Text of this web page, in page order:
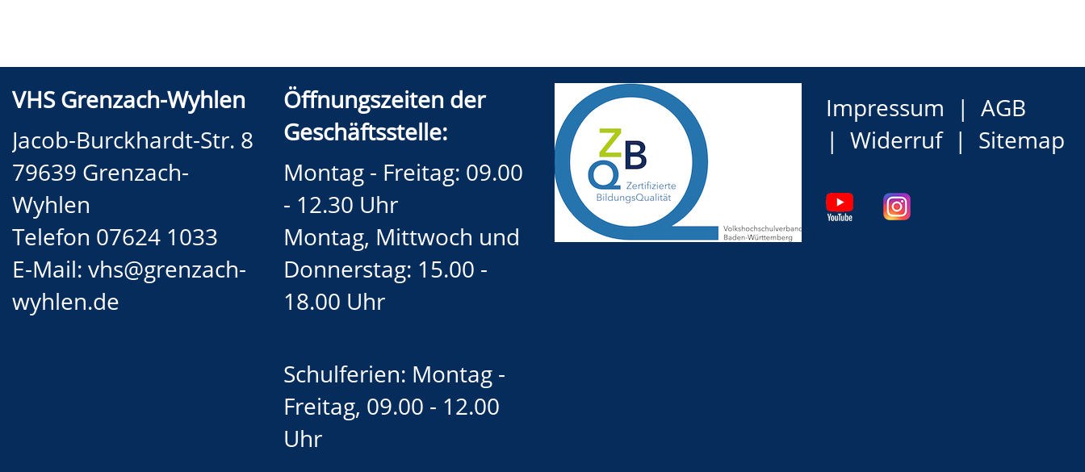
VHS Grenzach-Wyhlen
Jacob-Burckhardt-Str. 8
79639 Grenzach-
Wyhlen
Telefon 07624 1033
E-Mail: vhs@grenzach-
wyhlen.de
Öffnungszeiten der
Geschäftsstelle:
Montag - Freitag: 09.00
- 12.30 Uhr
Montag, Mittwoch und
Donnerstag: 15.00 -
18.00 Uhr
Schulferien: Montag -
Freitag, 09.00 - 12.00
Uhr
Impressum
AGB
Widerruf
Sitemap